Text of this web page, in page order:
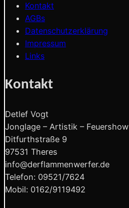
Kontakt
AGBs
Datenschutzerklärung
Impressum
Links
Kontakt
Detlef Vogt
Jonglage – Artistik – Feuershow
Ditfurthstraße 9
97531 Theres
info@derflammenwerfer.de
Telefon: 09521/7624
Mobil: 0162/9119492